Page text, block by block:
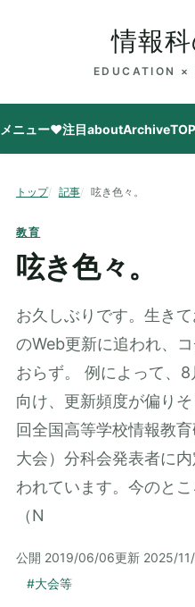
情報
EDUCATION ×
メニュー♥注目aboutArchiveTOP
トップ 記事 呟き色々。
教育
呟き色々。
お久しぶりです。生き
のWeb更新に追われ、
おらず。 例によって、
向け、更新頻度が偏り
回全国高等学校情報教
大会）分科会発表者に
われています。今のとこ
（N
公開 2019/06/06更新 2025/
#大会等